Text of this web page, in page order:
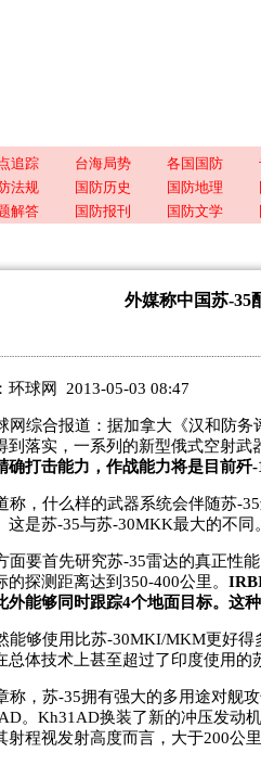
追踪 台海局势 各国国防
法规 国防历史 国防地理
解答 国防报刊 国防文学
外媒称中国苏-35
环球网 2013-05-03 08:47
综合报道：据加拿大《汉和防务
到落实，一系列的新型俄式空射武
确打击能力，作战能力将是目前歼
，什么样的武器系统会伴随苏-
这是苏-35与苏-30MKK最大的不同
要首先研究苏-35雷达的真正性
的探测距离达到350-400公里。
外能够同时跟踪4个地面目标。这
够使用比苏-30MKI/MKM更好得
总体技术上甚至超过了印度使用
，苏-35拥有强大的多用途对舰
。Kh31AD换装了新的冲压发动
射程视发射高度而言，大于200公